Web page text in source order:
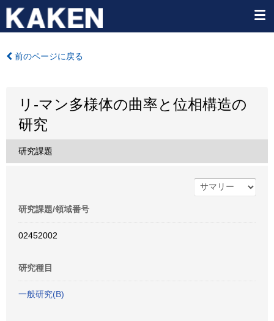
前のページに戻る
リ-マン多様体の曲率と位相構造の
研究
研究課題
研究課題/領域番号
02452002
研究種目
一般研究(B)